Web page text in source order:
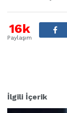
16k
Paylaşım
İlgili İçerik